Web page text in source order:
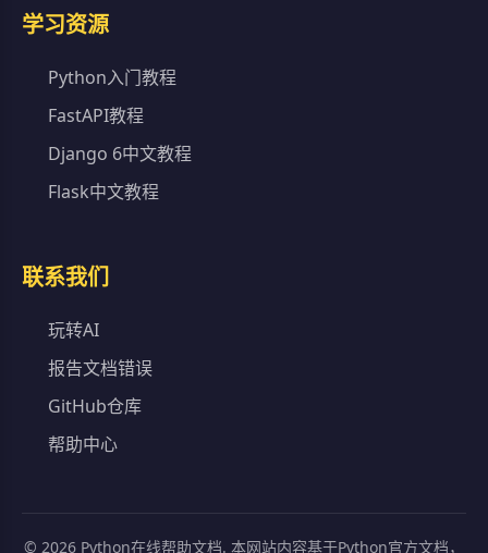
学习资源
Python入门教程
FastAPI教程
Django 6中文教程
Flask中文教程
联系我们
玩转AI
报告文档错误
GitHub仓库
帮助中心
© 2026 Python在线帮助文档. 本网站内容基于Python官方文档，